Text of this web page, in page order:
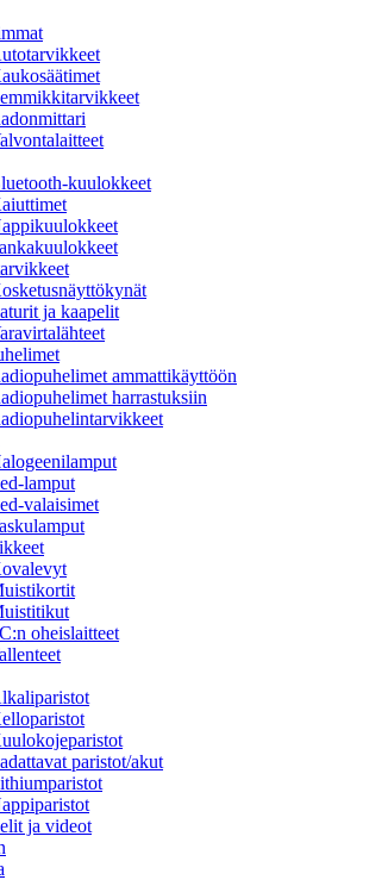
kuulokkeet
ja kaapelit
ammattikäyttöön
harrastuksiin
lamput
valaisimet
oheislaitteet
paristot/akut
ja videot